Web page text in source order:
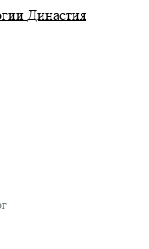
Династия